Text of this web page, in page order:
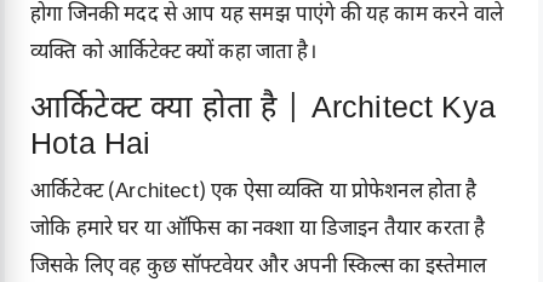
होगा जिनकी मदद से आप यह समझ पाएंगे की यह काम करने वाले
व्यक्ति को आर्किटेक्ट क्यों कहा जाता है।
आर्किटेक्ट क्या होता है | Architect Kya
Hota Hai
आर्किटेक्ट (Architect) एक ऐसा व्यक्ति या प्रोफेशनल होता है
जोकि हमारे घर या ऑफिस का नक्शा या डिजाइन तैयार करता है
जिसके लिए वह कुछ सॉफ्टवेयर और अपनी स्किल्स का इस्तेमाल